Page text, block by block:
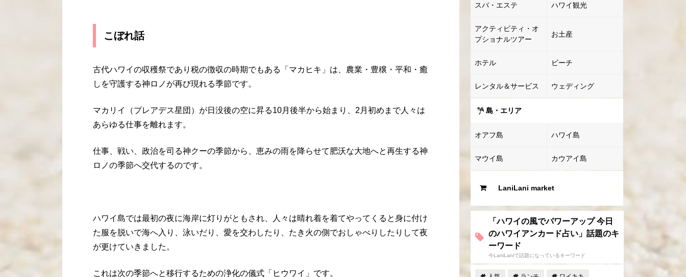
こぼれ話
古代ハワイの収穫祭であり税の徴収の時期でもある「マカヒキ」は、農業・豊穣・平和・癒
しを守護する神ロノが再び現れる季節です。
マカリイ（プレアデス星団）が日没後の空に昇る10月後半から始まり、2月初めまで人々は
あらゆる仕事を離れます。
仕事、戦い、政治を司る神クーの季節から、恵みの雨を降らせて肥沃な大地へと再生する神
ロノの季節へ交代するのです。
ハワイ島では最初の夜に海岸に灯りがともされ、人々は晴れ着を着てやってくると身に付け
た服を脱いで海へ入り、泳いだり、愛を交わしたり、たき火の側でおしゃべりしたりして夜
が更けていきました。
これは次の季節へと移行するための浄化の儀式「ヒウワイ」です。
スパ・エステ ハワイ観光
アクティビティ・オ
プショナルツアー
お土産
ホテル ビーチ
レンタル＆サービス ウェディング
島・エリア
オアフ島 ハワイ島
マウイ島 カウアイ島
LaniLani market
「ハワイの風でパワーアップ 今日
のハワイアンカード占い」話題のキ
ーワード
今LaniLaniで話題になっているキーワード